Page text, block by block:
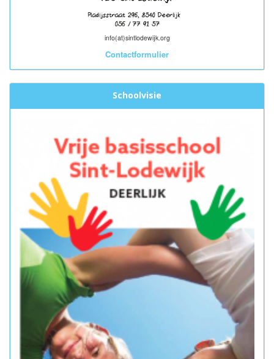
info(at)sintlodewijk.org
Contactformulier
Schoolvisie